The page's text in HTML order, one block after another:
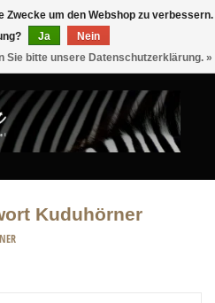
Kuduhörner
Zwecke um den Webshop zu verbessern.
Ja
Nein
Sie bitte unsere Datenschutzerklärung. »